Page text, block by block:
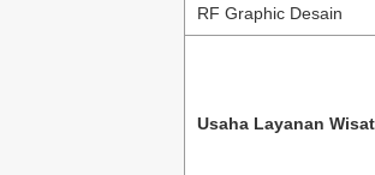
RF Graphic Desain
Usaha Layanan